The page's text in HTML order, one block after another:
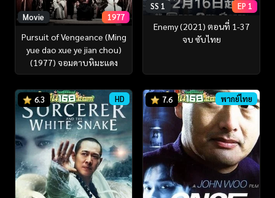
Movie 1977
Pursuit of Vengeance (Ming
yue dao xue ye jian chou)
(1977) จอมดาบหิมะแดง
SS 1 EP 1
Enemy (2021) ตอนที่ 1-37
จบ ซับไทย
6.3 HD 7.6 พากย์ไทย